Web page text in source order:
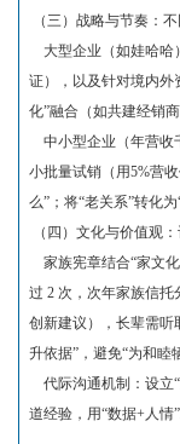
（三）战略与节奏：
大型企业（如娃哈哈
证），以及针对境内外
化”融合（如共建经销
中小型企业（年营收
小批量试销（用5%营
么”；将“老关系”转化
（四）文化与价值观
家族宪章结合“家文化
过 2 次，次年家族信托
创新建议），长辈需听
升依据”，避免“为和睦
代际沟通机制：设立
道经验，用“数据+人情